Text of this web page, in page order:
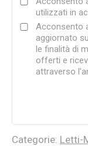
utilizzati in
Acconsento
aggiornato
le finalità di
offerti e
attraverso
Categorie: Letti-